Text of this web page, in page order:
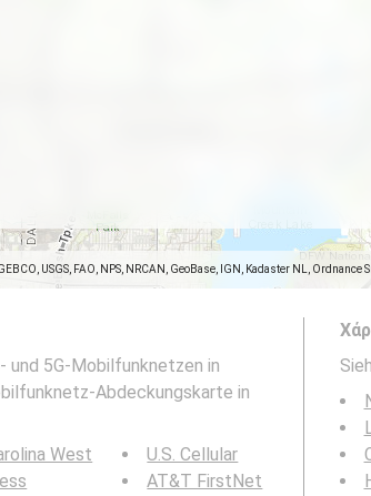
USGS, FAO, NPS, NRCAN, GeoBase, IGN, Kadaster NL,
und 5G-Mobilfunknetzen in
Abdeckungskarte in
West
U.S. Cellular
AT&T FirstNet